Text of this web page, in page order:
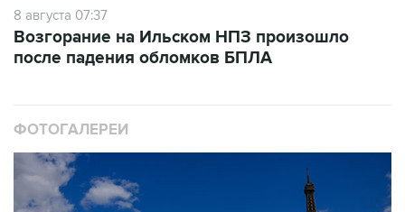
8 августа 07:37
Возгорание на Ильском НПЗ произошло
после падения обломков БПЛА
ФОТОГАЛЕРЕИ